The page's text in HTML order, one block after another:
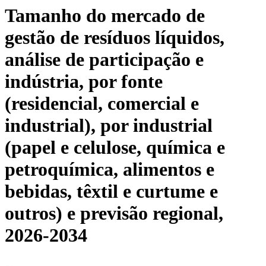
Tamanho do mercado de
gestão de resíduos líquidos,
análise de participação e
indústria, por fonte
(residencial, comercial e
industrial), por industrial
(papel e celulose, química e
petroquímica, alimentos e
bebidas, têxtil e curtume e
outros) e previsão regional,
2026-2034